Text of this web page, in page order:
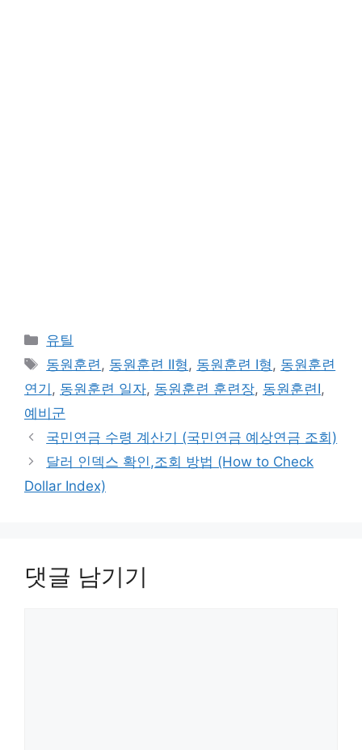
카
테
고
리
유틸
태
그
동원훈련 , 동원훈련 II형 , 동원훈련 I형 , 동원훈련
연기 , 동원훈련 일자, 동원훈련 훈련장, 동원훈련I,
예비군
국민연금 수령 계산기 (국민연금 예상연금 조회)
달러 인덱스 확인,조회 방법 (How to Check
Dollar Index)
댓글 남기기